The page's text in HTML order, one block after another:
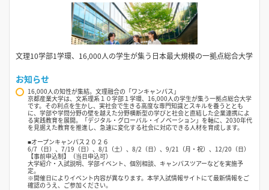
文理10学部1学環、16,000人の学生が集う日本最大規模の一拠点総合大学
お知らせ
16,000人の知性が集結。文理融合の「ワンキャンパス」
京都産業大学は、文系理系１０学部１学環、16,000人の学生が集う一拠点総合大学
です。その利点を生かし、実社会で生きる高度な専門知識とスキルを養うととも
に、学部や学問分野の壁を越えた分野横断型の学びと社会と直結した企業連携によ
る実践教育を展開。「デジタル・グローバル・イノベーション」を軸に、2030年代
を見据えた教育を推進し、急速に変化する社会に対応できる人材を育成します。
■オープンキャンパス２０２６
6/7（日）、7/19（日）、8/1（土）、8/2（日）、9/21（月・祝）、12/20（日）
【事前申込制】（当日申込可）
大学紹介・入試説明、学部イベント、個別相談、キャンパスツアーなどを実施予
定。
※開催日によりイベント内容が異なります。本学入試情報サイトにて最新情報をご
確認のうえ、ご参加ください。